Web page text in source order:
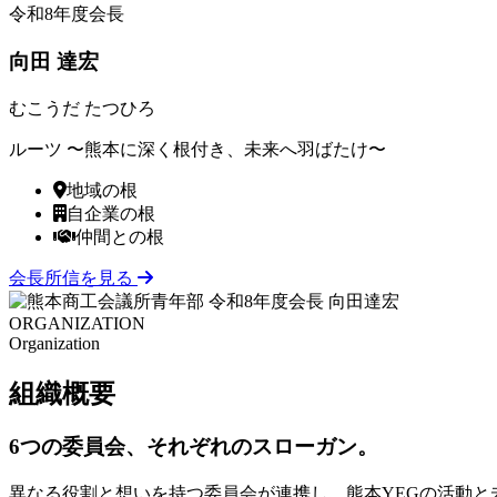
令和8年度会長
向田 達宏
むこうだ たつひろ
ルーツ 〜熊本に深く根付き、未来へ羽ばたけ〜
地域の根
自企業の根
仲間との根
会長所信を見る
ORGANIZATION
Organization
組織概要
6つの委員会、それぞれのスローガン。